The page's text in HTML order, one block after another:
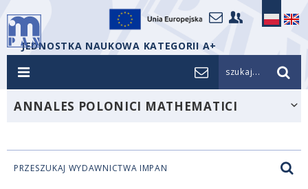
JEDNOSTKA NAUKOWA KATEGORII A+
szukaj...
ANNALES POLONICI MATHEMATICI
PRZESZUKAJ WYDAWNICTWA IMPAN